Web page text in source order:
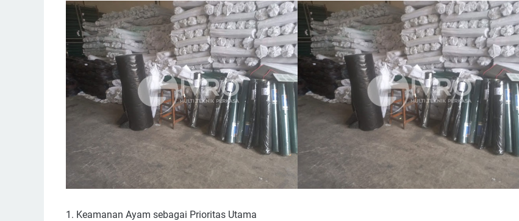
1. Keamanan Ayam sebagai Prioritas Utama